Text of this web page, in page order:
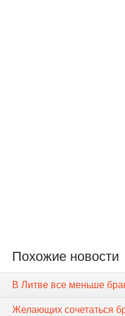
Похожие новости
В Литве все меньше
Желающих сочетаться